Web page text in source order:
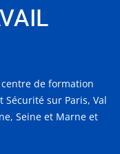
de formation
Sécurité sur Paris, Val
Seine et Marne et